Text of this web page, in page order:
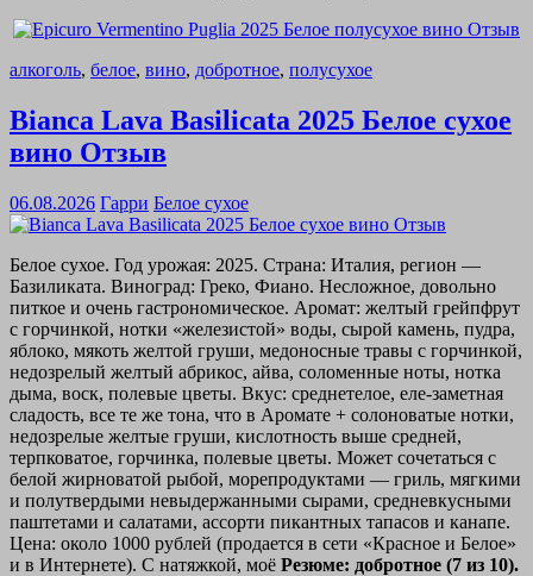
алкоголь, белое, вино, добротное, полусухое
Bianca Lava Basilicata 2025 Белое сухое
вино Отзыв
06.08.2026 Гарри Белое сухое
Белое сухое. Год урожая: 2025. Страна: Италия, регион —
Базиликата. Виноград: Греко, Фиано. Несложное, довольно
питкое и очень гастрономическое. Аромат: желтый грейпфрут
с горчинкой, нотки «железистой» воды, сырой камень, пудра,
яблоко, мякоть желтой груши, медоносные травы с горчинкой,
недозрелый желтый абрикос, айва, соломенные ноты, нотка
дыма, воск, полевые цветы. Вкус: среднетелое, еле-заметная
сладость, все те же тона, что в Аромате + солоноватые нотки,
недозрелые желтые груши, кислотность выше средней,
терпковатое, горчинка, полевые цветы. Может сочетаться с
белой жирноватой рыбой, морепродуктами — гриль, мягкими
и полутвердыми невыдержанными сырами, средневкусными
паштетами и салатами, ассорти пикантных тапасов и канапе.
Цена: около 1000 рублей (продается в сети «Красное и Белое»
и в Интернете). С натяжкой, моё Резюме: добротное (7 из 10).